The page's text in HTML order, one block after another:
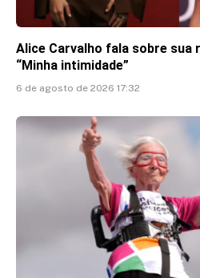
Alice Carvalho fala sobre sua
“Minha intimidade”
6 de agosto de 2026 17:32